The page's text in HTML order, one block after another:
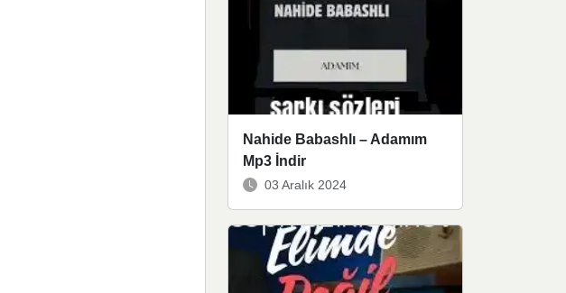
Nahide Babashlı – Adamım
Mp3 İndir
03 Aralık 2024